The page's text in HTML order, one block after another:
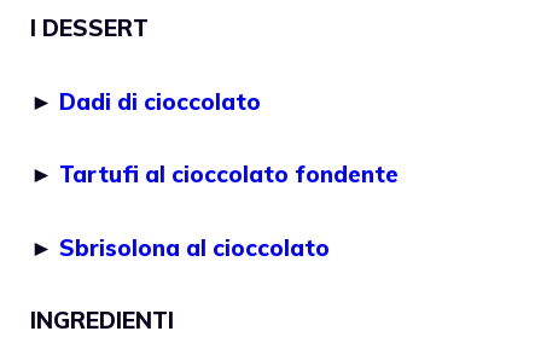
I DESSERT
► Dadi di cioccolato
► Tartufi al cioccolato fondente
► Sbrisolona al cioccolato
INGREDIENTI